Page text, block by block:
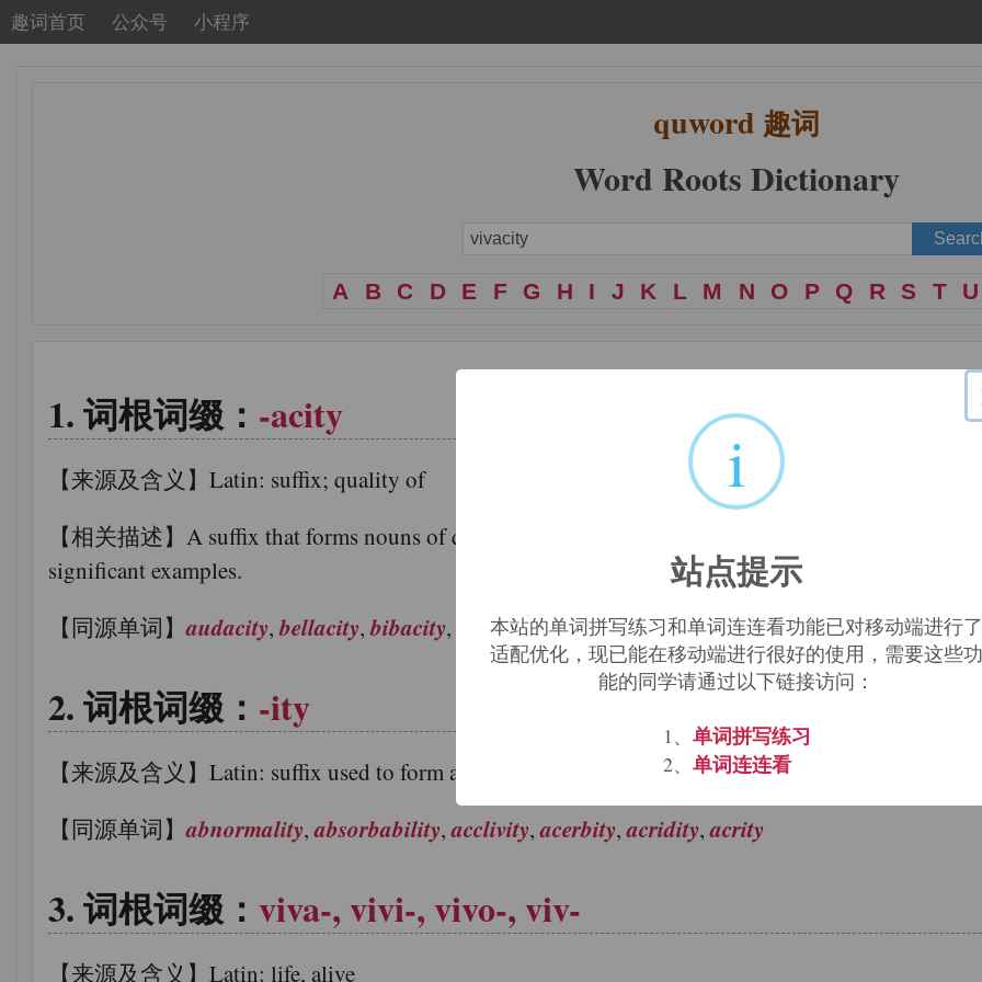
趣词首页 公众号 小程序
quword 趣词
Word Roots Dictionary
A B C D E F G H I J K L M N O P Q R S T U
词根词缀： -acity
【来源及含义】Latin: suffix; quality of
【相关描述】A suffix that forms nouns of quality or state. There are hundreds of other -
significant examples.
【同源单词】audacity,bellacity,bibacity, capacity,carnivoracity,contumacity
词根词缀： -ity
【来源及含义】Latin: suffix used to form abstract nouns expressing act, state, quality, property,
【同源单词】abnormality,absorbability,acclivity,acerbity,acridity,acrity
词根词缀： viva-, vivi-, vivo-, viv-
【来源及含义】Latin: life, alive
i
站点提示
本站的单词拼写练习和单词连连看功能已对移动端进行了
适配优化，现已能在移动端进行很好的使用，需要这些功
能的同学请通过以下链接访问：
1、 单词拼写练习
2、 单词连连看